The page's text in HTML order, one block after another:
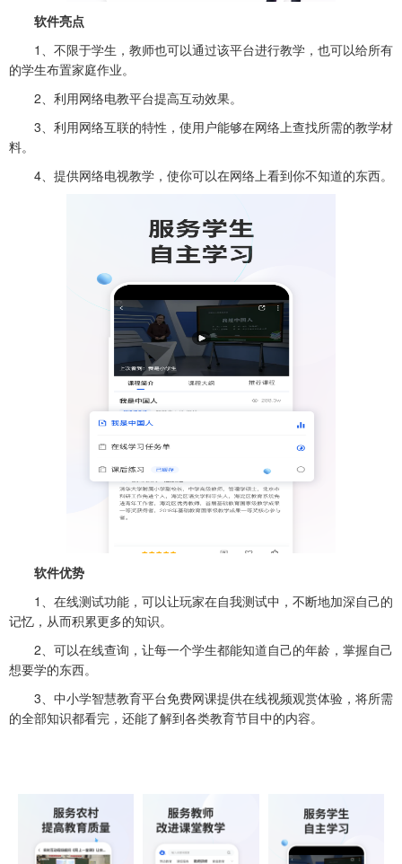
软件亮点
1、不限于学生，教师也可以通过该平台进行教学，也可以给所有
的学生布置家庭作业。
2、利用网络电教平台提高互动效果。
3、利用网络互联的特性，使用户能够在网络上查找所需的教学材
料。
4、提供网络电视教学，使你可以在网络上看到你不知道的东西。
软件优势
1、在线测试功能，可以让玩家在自我测试中，不断地加深自己的
记忆，从而积累更多的知识。
2、可以在线查询，让每一个学生都能知道自己的年龄，掌握自己
想要学的东西。
3、中小学智慧教育平台免费网课提供在线视频观赏体验，将所需
的全部知识都看完，还能了解到各类教育节目中的内容。